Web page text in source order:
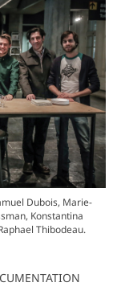
Dubois, Marie-
Konstantina
Thibodeau.